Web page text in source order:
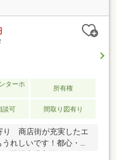
ターホ
所有権
談可 間取り図有り
り 商店街が充実したエ
れしいです！都心・品